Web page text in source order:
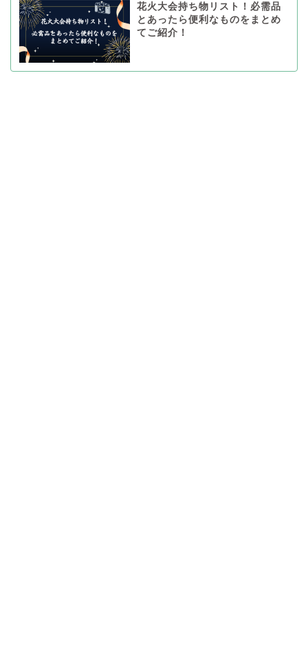
花火大会持ち物リスト！必需品
とあったら便利なものをまとめ
てご紹介！